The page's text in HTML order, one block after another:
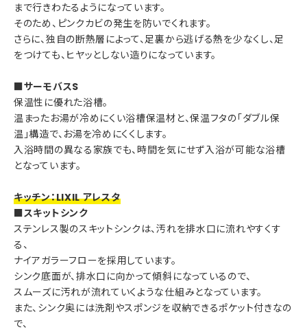
まで行きわたるようになっています。
そのため、ピンクカビの発生を防いでくれます。
さらに、独自の断熱層によって、足裏から逃げる熱を少なくし、足
をつけても、ヒヤッとしない造りになっています。
■サーモバスS
保温性に優れた浴槽。
温まったお湯が冷めにくい浴槽保温材と、保温フタの「ダブル保
温」構造で、お湯を冷めにくくします。
入浴時間の異なる家族でも、時間を気にせず入浴が可能な浴槽
となっています。
キッチン：LIXIL アレスタ
■スキットシンク
ステンレス製のスキットシンクは、汚れを排水口に流れやすくす
る、
ナイアガラーフローを採用しています。
シンク底面が、排水口に向かって傾斜になっているので、
スムーズに汚れが流れていくような仕組みとなっています。
また、シンク奥には洗剤やスポンジを収納できるポケット付きなの
で、